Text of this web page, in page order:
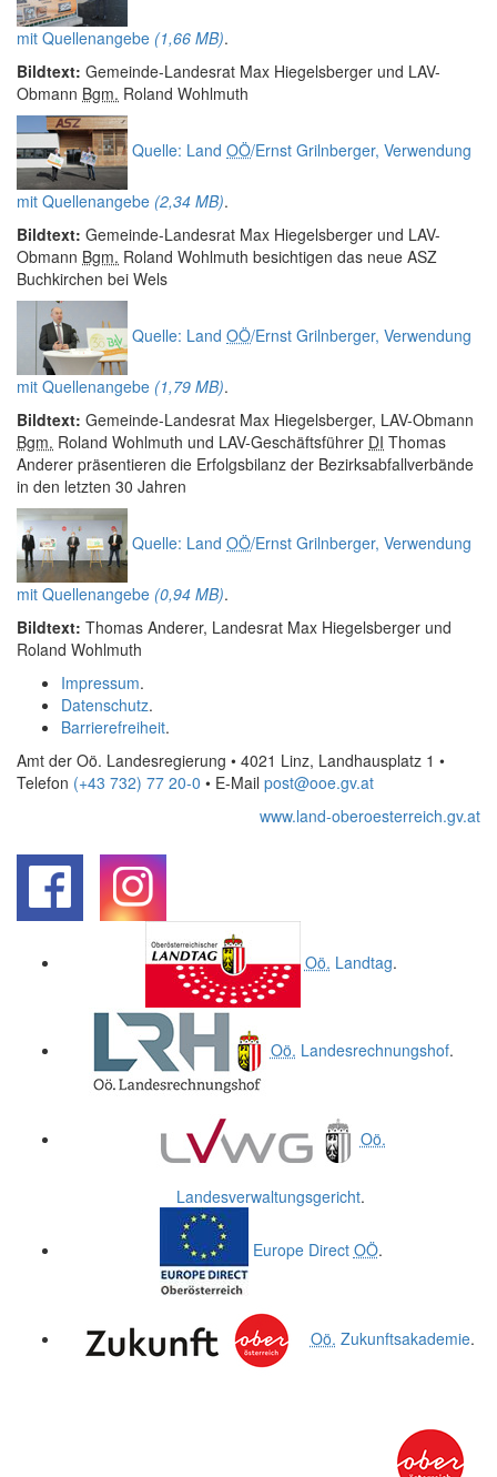
mit Quellenangebe (1,66 MB).
Bildtext: Gemeinde-Landesrat Max Hiegelsberger und LAV-
Obmann Bgm. Roland Wohlmuth
Quelle: Land OÖ/Ernst Grilnberger, Verwendung
mit Quellenangebe (2,34 MB).
Bildtext: Gemeinde-Landesrat Max Hiegelsberger und LAV-
Obmann Bgm. Roland Wohlmuth besichtigen das neue ASZ
Buchkirchen bei Wels
Quelle: Land OÖ/Ernst Grilnberger, Verwendung
mit Quellenangebe (1,79 MB).
Bildtext: Gemeinde-Landesrat Max Hiegelsberger, LAV-Obmann
Bgm. Roland Wohlmuth und LAV-Geschäftsführer DI Thomas
Anderer präsentieren die Erfolgsbilanz der Bezirksabfallverbände
in den letzten 30 Jahren
Quelle: Land OÖ/Ernst Grilnberger, Verwendung
mit Quellenangebe (0,94 MB).
Bildtext: Thomas Anderer, Landesrat Max Hiegelsberger und
Roland Wohlmuth
Impressum.
Datenschutz.
Barrierefreiheit.
Amt der Oö. Landesregierung • 4021 Linz, Landhausplatz 1 •
Telefon (+43 732) 77 20-0 • E-Mail post@ooe.gv.at
www.land-oberoesterreich.gv.at
Oö. Landtag.
Oö. Landesrechnungshof.
Oö.
Landesverwaltungsgericht.
Europe Direct OÖ.
Oö. Zukunftsakademie.